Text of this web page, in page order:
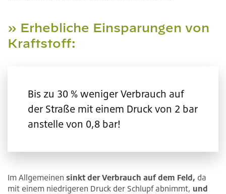
» Erhebliche Einsparungen von
Kraftstoff:
Bis zu 30 % weniger Verbrauch auf
der Straße mit einem Druck von 2 bar
anstelle von 0,8 bar!
Im Allgemeinen sinkt der Verbrauch auf dem Feld, da
mit einem niedrigeren Druck der Schlupf abnimmt, und